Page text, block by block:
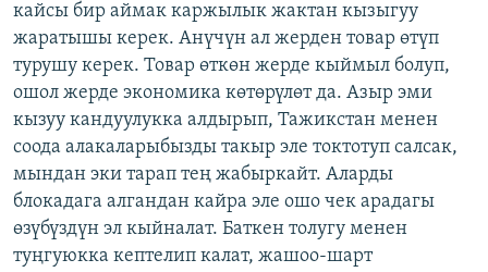
кайсы бир аймак каржылык жактан кызыгуу
жаратышы керек. Анүчүн ал жерден товар өтүп
турушу керек. Товар өткөн жерде кыймыл болуп,
ошол жерде экономика көтөрүлөт да. Азыр эми
кызуу кандуулукка алдырып, Тажикстан менен
соода алакаларыбызды такыр эле токтотуп салсак,
мындан эки тарап тең жабыркайт. Аларды
блокадага алгандан кайра эле ошо чек арадагы
өзүбүздүн эл кыйналат. Баткен толугу менен
туңгуюкка кептелип калат, жашоо-шарт